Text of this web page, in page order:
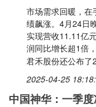
市场需求回暖，在
绩飙涨。4月24日
实现营收11.11亿
润同比增长超1倍
君禾股份还公布了
2025-04-25
中国神华：一季